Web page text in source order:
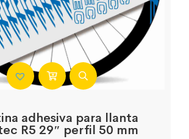
adhesiva para llanta
R5 29″ perfil 50 mm